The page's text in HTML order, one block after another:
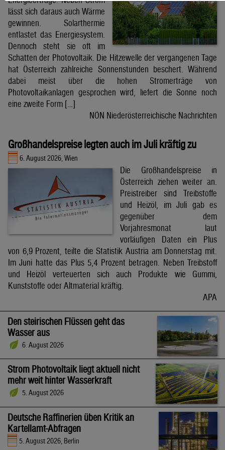
lässt sich daraus auch Wärme
gewinnen. Solarthermie
entlastet das Energiesystem.
Dennoch steht sie oft im
Schatten der Photovoltaik. Die Hitzewelle der vergangenen Tage
hat Österreich zahlreiche Sonnenstunden beschert. Während
dabei meist über die hohen Stromerträge von
Photovoltaikanlagen gesprochen wird, liefert die Sonne noch
eine zweite Form […]
NÖN Niederösterreichische Nachrichten
Großhandelspreise legten auch im Juli kräftig zu
6. August 2026, Wien
Die Großhandelspreise in
Österreich ziehen weiter an.
Preistreiber sind Treibstoffe
und Heizöl, im Juli gab es
gegenüber dem
Vorjahresmonat laut
vorläufigen Daten ein Plus
von 6,9 Prozent, teilte die Statistik Austria am Donnerstag mit.
Im Juni hatte das Plus 5,4 Prozent betragen. Neben Treibstoff
und Heizöl verteuerten sich auch Produkte wie Gummi,
Kunststoffe oder Altmaterial kräftig.
APA
Den steirischen Flüssen geht das
Wasser aus
6. August 2026
Strom Photovoltaik liegt aktuell nicht
mehr weit hinter Wasserkraft
5. August 2026
Deutsche Raffinerien üben Kritik an
Kartellamt-Abfragen
5. August 2026, Berlin